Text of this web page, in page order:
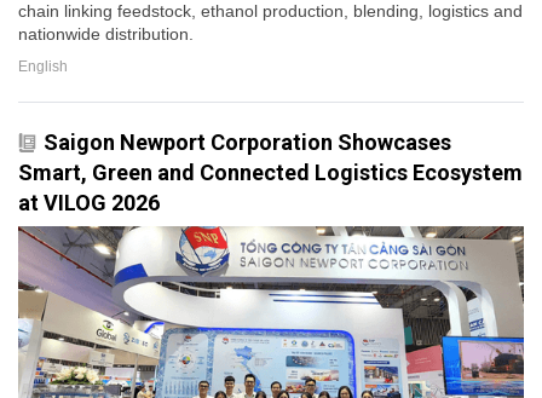
chain linking feedstock, ethanol production, blending, logistics and
nationwide distribution.
English
Saigon Newport Corporation Showcases
Smart, Green and Connected Logistics Ecosystem
at VILOG 2026